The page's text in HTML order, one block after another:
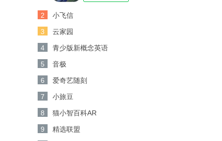
2 小飞信
3 云家园
4 青少版新概念英语
5 音极
6 爱奇艺随刻
7 小旅豆
8 猫小智百科AR
9 精选联盟